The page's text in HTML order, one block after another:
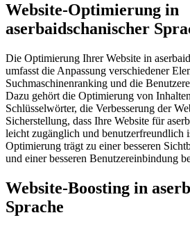
Website-Optimierung in
aserbaidschanischer
Die Optimierung Ihrer Website in
umfasst die Anpassung verschiedener
Suchmaschinenranking und die
Dazu gehört die Optimierung von
Schlüsselwörter, die Verbesserung der
Sicherstellung, dass Ihre Website für
leicht zugänglich und benutzerfreundlich
Optimierung trägt zu einer besseren
und einer besseren Benutzereinbindung
Website-Boosting in
Sprache